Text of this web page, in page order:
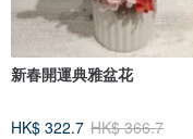
新春開運典雅盆花
HK$ 322.7 HK$ 366.7